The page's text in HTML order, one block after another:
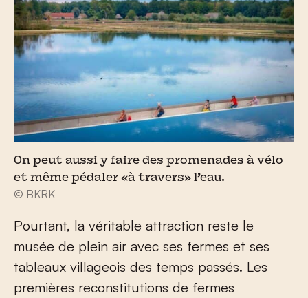
On peut aussi y faire des promenades à vélo
et même pédaler «à travers» l’eau.
© BKRK
Pourtant, la véritable attraction reste le
musée de plein air avec ses fermes et ses
tableaux villageois des temps passés. Les
premières reconstitutions de fermes